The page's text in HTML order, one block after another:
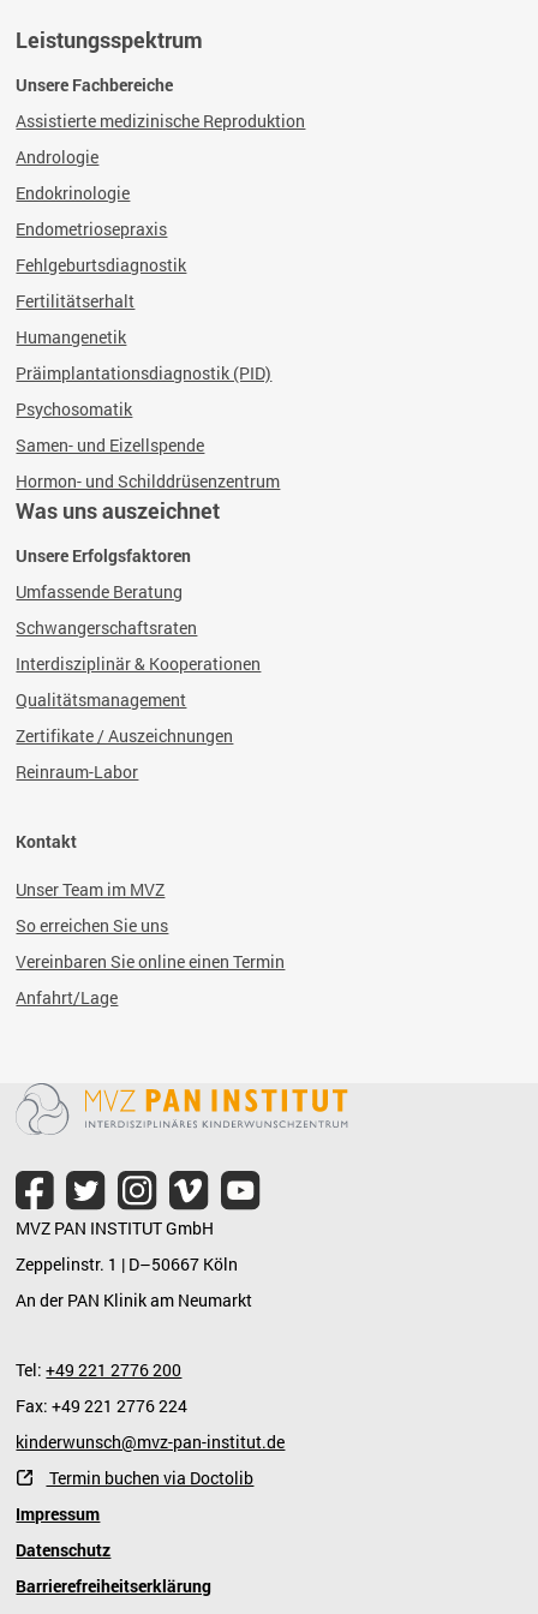
Leistungsspektrum
Unsere Fachbereiche
Assistierte medizinische Reproduktion
Andrologie
Endokrinologie
Endometriosepraxis
Fehlgeburtsdiagnostik
Fertilitätserhalt
Humangenetik
Präimplantationsdiagnostik (PID)
Psychosomatik
Samen- und Eizellspende
Hormon- und Schilddrüsenzentrum
Was uns auszeichnet
Unsere Erfolgsfaktoren
Umfassende Beratung
Schwangerschaftsraten
Interdisziplinär & Kooperationen
Qualitätsmanagement
Zertifikate / Auszeichnungen
Reinraum-Labor
Kontakt
Unser Team im MVZ
So erreichen Sie uns
Vereinbaren Sie online einen Termin
Anfahrt/Lage
MVZ PAN INSTITUT GmbH
Zeppelinstr. 1 | D–50667 Köln
An der PAN Klinik am Neumarkt
Tel:+49 221 2776 200
Fax: +49 221 2776 224
kinderwunsch@mvz-pan-institut.de
Termin buchen via Doctolib
Impressum
Datenschutz
Barrierefreiheitserklärung